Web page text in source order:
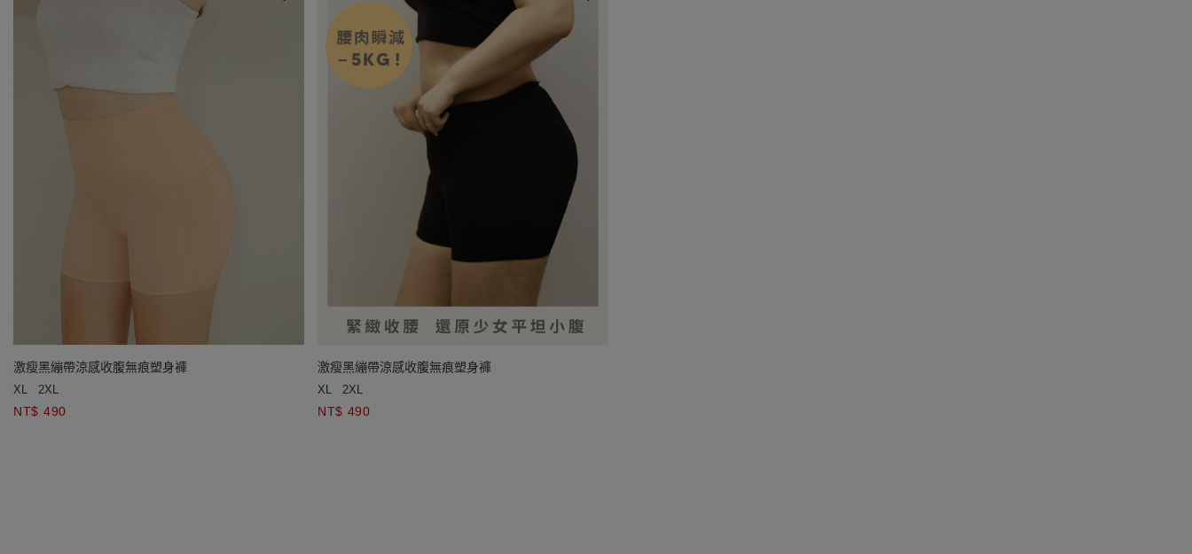
激瘦黑繃帶涼感收腹無痕塑身褲
XL 2XL
NT$ 490
激瘦黑繃帶涼感收腹無痕塑身褲
XL 2XL
NT$ 490